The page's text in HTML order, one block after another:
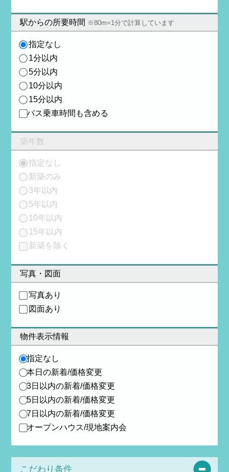
駅からの所要時間 ※80m=1分で計算しています
指定なし
1分以内
5分以内
10分以内
15分以内
バス乗車時間も含める
築年数
指定なし
新築のみ
3年以内
5年以内
10年以内
15年以内
新築を除く
写真・図面
写真あり
図面あり
物件表示情報
指定なし
本日の新着/価格変更
3日以内の新着/価格変更
5日以内の新着/価格変更
7日以内の新着/価格変更
オープンハウス/現地案内会
こだわり条件